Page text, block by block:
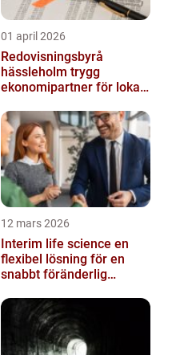
01 april 2026
Redovisningsbyrå
hässleholm trygg
ekonomipartner för lokala
12 mars 2026
Interim life science en
flexibel lösning för en
snabbt föränderlig